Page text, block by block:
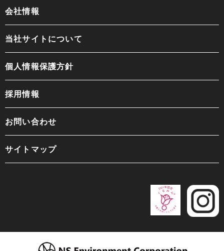
会社情報
当社サイトについて
個人情報保護方針
採用情報
お問い合わせ
サイトマップ